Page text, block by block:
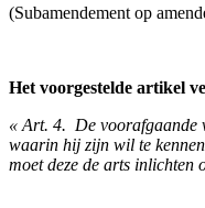
(Subamendement op
Het voorgestelde artikel
« Art. 4. ­ De voorafgaande
waarin hij zijn wil te
moet deze de arts inlichten